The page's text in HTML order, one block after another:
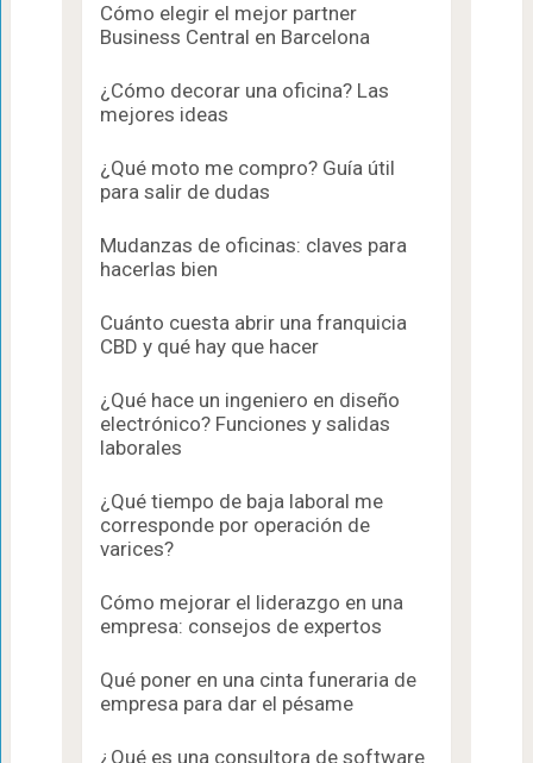
Cómo elegir el mejor partner
Business Central en Barcelona
¿Cómo decorar una oficina? Las
mejores ideas
¿Qué moto me compro? Guía útil
para salir de dudas
Mudanzas de oficinas: claves para
hacerlas bien
Cuánto cuesta abrir una franquicia
CBD y qué hay que hacer
¿Qué hace un ingeniero en diseño
electrónico? Funciones y salidas
laborales
¿Qué tiempo de baja laboral me
corresponde por operación de
varices?
Cómo mejorar el liderazgo en una
empresa: consejos de expertos
Qué poner en una cinta funeraria de
empresa para dar el pésame
¿Qué es una consultora de software